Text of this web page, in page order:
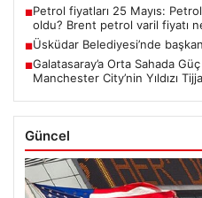
■Petrol fiyatları 25 Mayıs:
oldu? Brent petrol varil fiyatı
■Üsküdar Belediyesi’nde
■Galatasaray’a Orta Sahada
Manchester City’nin Yıldızı
Güncel